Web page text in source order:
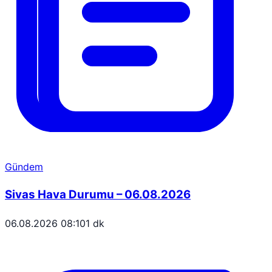
Gündem
Sivas Hava Durumu – 06.08.2026
06.08.2026 08:101 dk